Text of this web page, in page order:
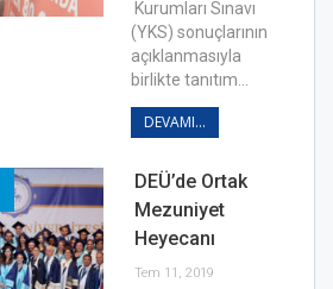
Kurumları Sınavı
(YKS) sonuçlarının
açıklanmasıyla
birlikte tanıtım…
DEVAMI...
DEÜ’de Ortak
Mezuniyet
Heyecanı
Tem 11, 2019